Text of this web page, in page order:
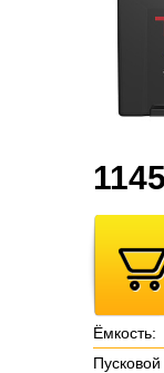
Ёмкость:
Пусковой